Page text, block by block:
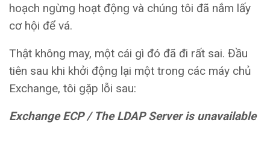
hoạch ngừng hoạt động và chúng tôi đã nắm lấy
cơ hội để vá.
Thật không may, một cái gì đó đã đi rất sai. Đầu
tiên sau khi khởi động lại một trong các máy chủ
Exchange, tôi gặp lỗi sau:
Exchange ECP / The LDAP Server is unavailable